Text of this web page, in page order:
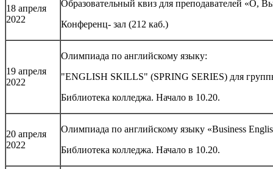
18 апреля
2022
Образовательный квиз для преподавателей «О,
Конференц- зал (212 каб.)
19 апреля
2022
Олимпиада по английскому языку:
"ENGLISH SKILLS" (SPRING SERIES) для
Библиотека колледжа. Начало в 10.20.
20 апреля
2022
Олимпиада по английскому языку «Business
Библиотека колледжа. Начало в 10.20.